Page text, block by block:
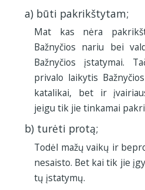
a) būti pakrikštytam;
Mat kas nėra
Bažnyčios nariu bei
Bažnyčios įstatymai.
privalo laikytis
katalikai, bet ir
jeigu tik jie tinkamai
b) turėti protą;
Todėl mažų vaikų ir
nesaisto. Bet kai tik jie
tų įstatymų.